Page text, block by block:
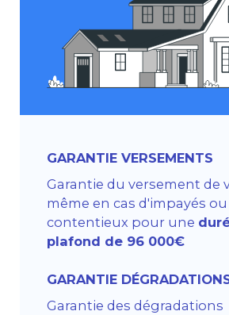
GARANTIE VERSEMENTS
Garantie du versement de
même en cas d'impayés ou
contentieux pour une
plafond de 96 000€
GARANTIE
Garantie des dégradations